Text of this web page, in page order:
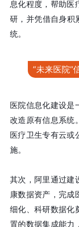
息化程度，帮助医
研，并凭借自身积
统。
“未来医院”
医院信息化建设是
改造原有信息系统
医疗卫生专有云或
施。
其次，阿里通过建
康数据资产，完成
细化、科研数据化
置的数据集成能力